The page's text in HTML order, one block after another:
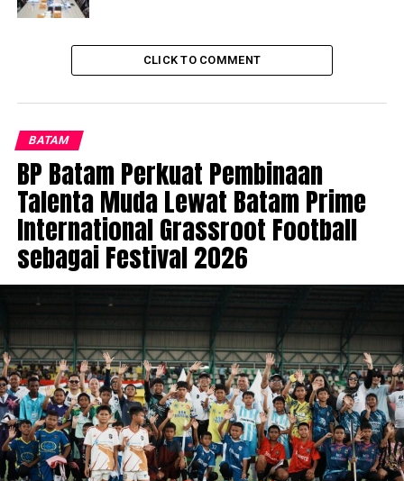
CLICK TO COMMENT
BATAM
BP Batam Perkuat Pembinaan
Talenta Muda Lewat Batam Prime
International Grassroot Football
sebagai Festival 2026